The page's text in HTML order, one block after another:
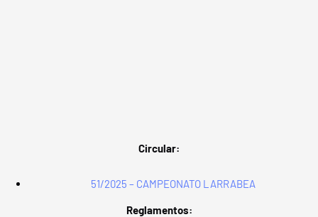
Circular:
51/2025 – CAMPEONATO LARRABEA
Reglamentos: